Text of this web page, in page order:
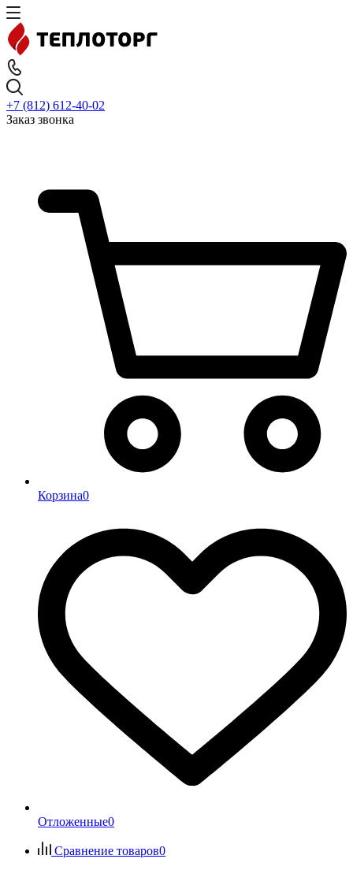
+7 (812) 612-40-02
Заказ звонка
Корзина0
Отложенные0
Сравнение товаров0